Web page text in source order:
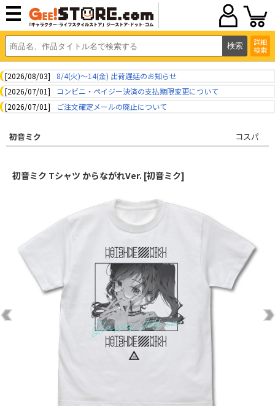
詳細
検索
[2026/08/03]
8/4(火)～14(金) 出荷遅延のお知らせ
[2026/07/01]
コンビニ・ペイジー決済の支払期限変更について
[2026/07/01]
ご注文確定メールの廃止について
初音ミク コスパ
初音ミク Tシャツ からながれVer. [初音ミク]